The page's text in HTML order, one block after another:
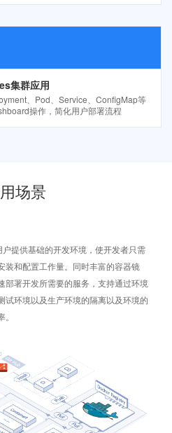
集群应用
、Pod、Service、ConfigMap等
操作，简化用户部署流程
场景
提供基础的开发环境，使开发者只需
装和配置工作量。同时丰富的容器镜
部署开发所需要的服务，支持通过环境
试环境以及生产环境的隔离以及环境的